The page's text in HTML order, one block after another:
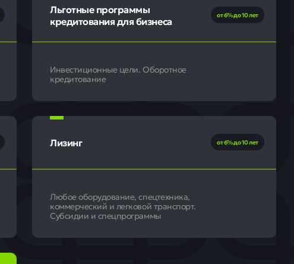
Льготные программы
кредитования для бизнеса от 6% до 10 лет
Инвестиционные цели. Оборотное
кредитование
Лизинг от 6% до 10 лет
Любое оборудование, спецтехника,
коммерческий и легковой транспорт.
Субсидии и спецпрограммы